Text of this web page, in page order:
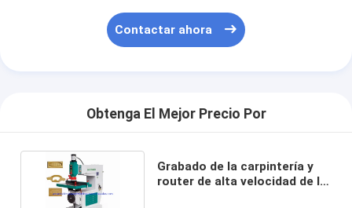
Contactar ahora
Obtenga El Mejor Precio Por
Grabado de la carpintería y
router de alta velocidad de la